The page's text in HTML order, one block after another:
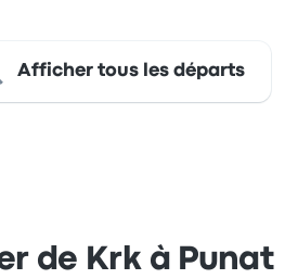
Afficher tous les départs
de Krk à Punat